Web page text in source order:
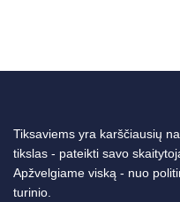
Tiksaviems yra karščiausių
tikslas - pateikti savo
Apžvelgiame viską - nuo
turinio.